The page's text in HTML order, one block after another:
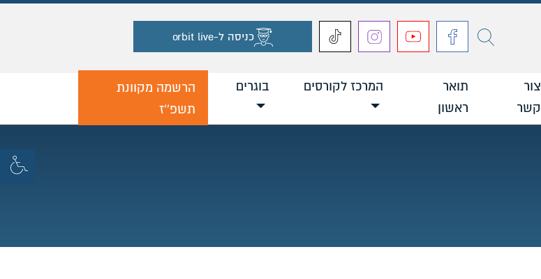
חפש
כניסה ל-orbit live
צור
קשר
תואר
ראשון
המרכז לקורסים בוגרים
הרשמה מקוונת
תשפ''ז